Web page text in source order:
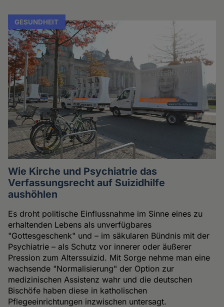
GESUNDHEIT
Wie Kirche und Psychiatrie das
Verfassungsrecht auf Suizidhilfe
aushöhlen
Es droht politische Einflussnahme im Sinne eines zu
erhaltenden Lebens als unverfügbares
"Gottesgeschenk" und – im säkularen Bündnis mit der
Psychiatrie – als Schutz vor innerer oder äußerer
Pression zum Alterssuizid. Mit Sorge nehme man eine
wachsende "Normalisierung" der Option zur
medizinischen Assistenz wahr und die deutschen
Bischöfe haben diese in katholischen
Pflegeeinrichtungen inzwischen untersagt.